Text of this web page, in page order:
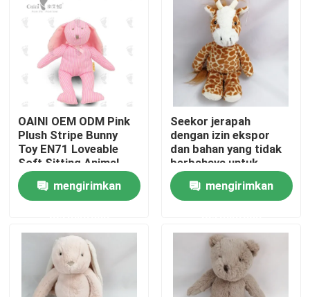
Tentang kami
Tur Pabrik
Kontrol kualitas
Hubungi kami
Berita
Permintaan Penawaran
Mainan Mewah Lembut
OAINI OEM ODM Pink
Plush Stripe Bunny
Toy EN71 Loveable
Soft Sitting Animal
Toy Huggable Soft
Rabbit Toymengirimkan
Seekor jerapah
dengan izin ekspor
dan bahan yang tidak
berbahaya untuk
dekorasi rumah
mengirimkan